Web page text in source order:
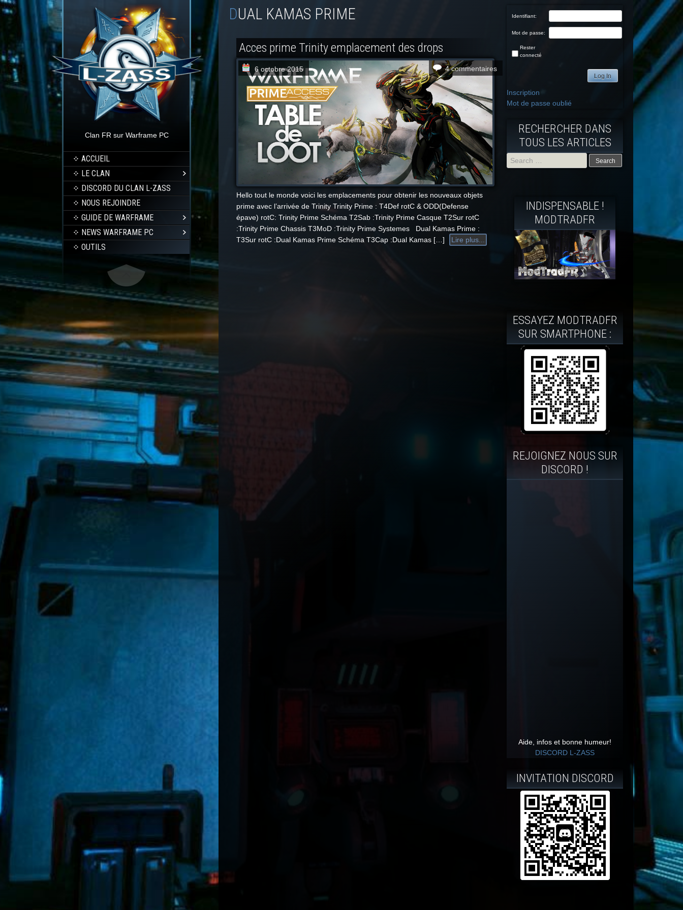
Clan FR sur Warframe PC
ACCUEIL
LE CLAN
DISCORD DU CLAN L-ZASS
NOUS REJOINDRE
GUIDE DE WARFRAME
NEWS WARFRAME PC
OUTILS
DUAL KAMAS PRIME
Acces prime Trinity emplacement des drops
6 octobre 2015 4 commentaires
Hello tout le monde voici les emplacements pour obtenir les nouveaux objets
prime avec l’arrivée de Trinity Trinity Prime : T4Def rotC & ODD(Defense
épave) rotC: Trinity Prime Schéma T2Sab :Trinity Prime Casque T2Sur rotC
:Trinity Prime Chassis T3MoD :Trinity Prime Systemes Dual Kamas Prime :
T3Sur rotC :Dual Kamas Prime Schéma T3Cap :Dual Kamas […]
Lire plus...
Identifiant:
Mot de passe:
Rester
connecté
Log In
Inscription
Mot de passe oublié
RECHERCHER DANS
TOUS LES ARTICLES
INDISPENSABLE !
MODTRADFR
ESSAYEZ MODTRADFR
SUR SMARTPHONE :
REJOIGNEZ NOUS SUR
DISCORD !
Aide, infos et bonne humeur!
DISCORD L-ZASS
INVITATION DISCORD